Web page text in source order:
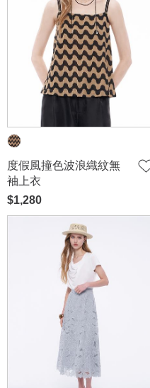
度假風撞色波浪織紋無
袖上衣
$1,280